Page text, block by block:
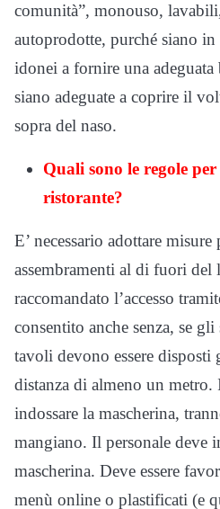
comunità”, monouso,
autoprodotte, purché siano
idonei a fornire una adeguata
siano adeguate a coprire il
sopra del naso.
Quali sono le regole
ristorante?
E’ necessario adottare misure
assembramenti al di fuori del
raccomandato l’accesso
consentito anche senza, se
tavoli devono essere disposti
distanza di almeno un
indossare la mascherina,
mangiano. Il personale deve
mascherina. Deve essere
menù online o plastificati (e